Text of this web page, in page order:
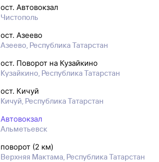
ост. Автовокзал
Чистополь
ост. Азеево
Азеево, Республика Татарстан
ост. Поворот на Кузайкино
Кузайкино, Республика Татарстан
ост. Кичуй
Кичуй, Республика Татарстан
Автовокзал
Альметьевск
поворот (2 км)
Верхняя Мактама, Республика Татарстан